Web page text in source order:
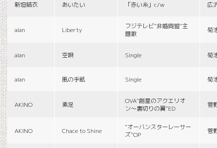
新垣結衣 あいたい 「赤い糸」c/w 広
alan Liberty
フジテレビ“非婚同盟”主
題歌
菊
alan 空唄 Single 菊
alan 風の手紙 Single 菊
AKINO 素足
OVA“創星のアクエリオ
ン〜裏切りの翼”ED
菅
AKINO Chace to Shine
“オーバンスターレーサー
ズ”OP
菅